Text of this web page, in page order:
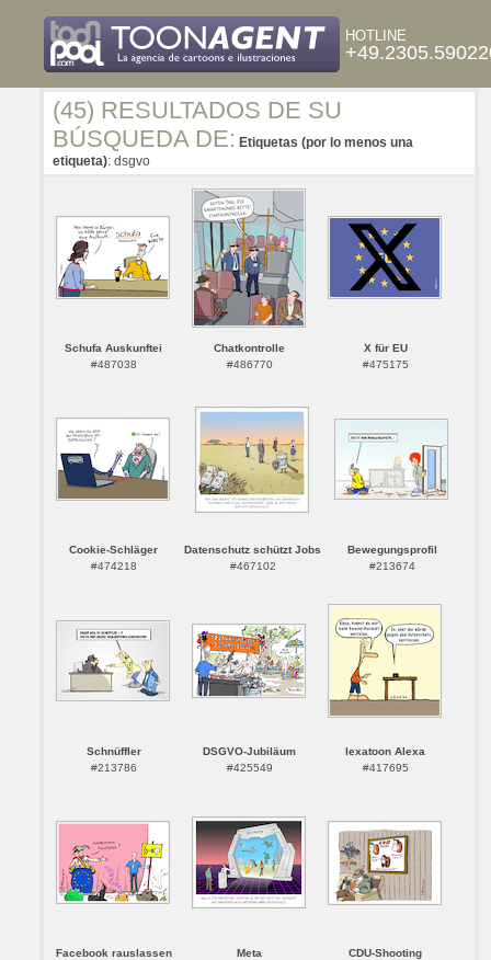
HOTLINE
(45) RESULTADOS DE SU
BÚSQUEDA DE: Etiquetas (por lo menos una
etiqueta): dsgvo
Schufa Auskunftei
#487038
Chatkontrolle
#486770
X für EU
#475175
Cookie-Schläger
#474218
Datenschutz schützt Jobs
#467102
Bewegungsprofil
#213674
Schnüffler
#213786
DSGVO-Jubiläum
#425549
lexatoon Alexa
#417695
Facebook rauslassen
Meta
CDU-Shooting